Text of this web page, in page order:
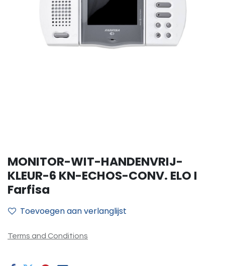
MONITOR-WIT-HANDENVRIJ-
KLEUR-6 KN-ECHOS-CONV. ELO I
Farfisa
Toevoegen aan verlanglijst
Terms and Conditions